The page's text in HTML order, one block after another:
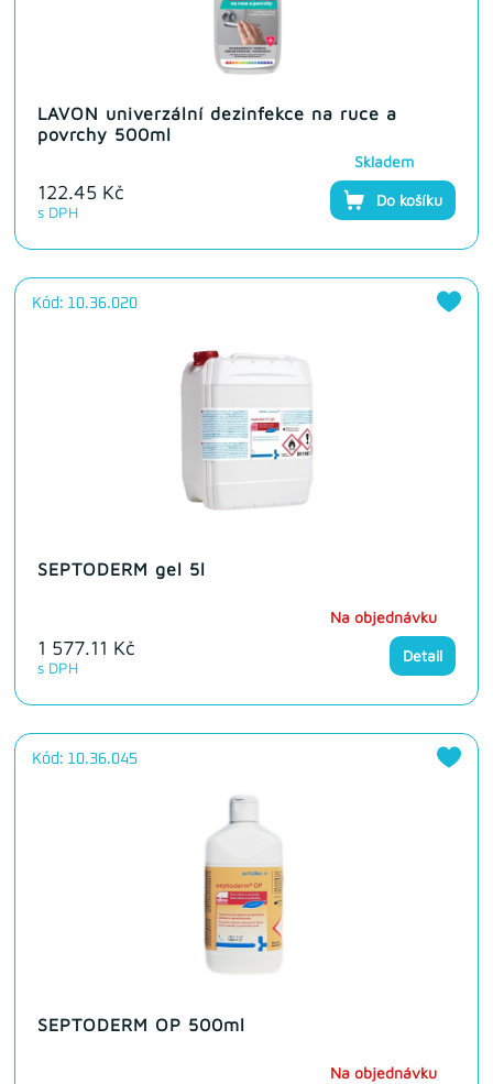
LAVON univerzální dezinfekce na ruce a
povrchy 500ml
122.45 Kč
s DPH
Skladem
Do košíku
Kód: 10.36.020
SEPTODERM gel 5l
1 577.11 Kč
s DPH
Na objednávku
Detail
Kód: 10.36.045
SEPTODERM OP 500ml
Na objednávku